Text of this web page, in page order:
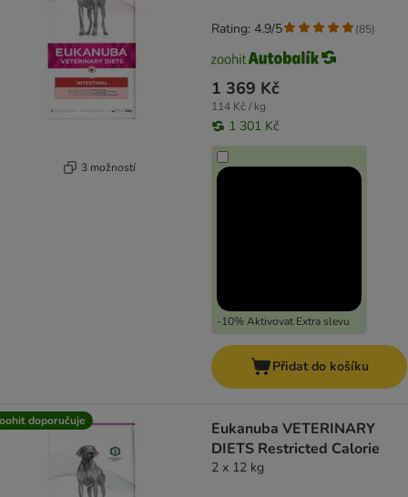
3 možností
1 369 Kč
114 Kč / kg
1 301 Kč
-10% Aktivovat Extra slevu
Rating: 4.9/5 (85)
Přidat do košíku
doporučuje
Eukanuba VETERINARY
DIETS Restricted Calorie
2 x 12 kg